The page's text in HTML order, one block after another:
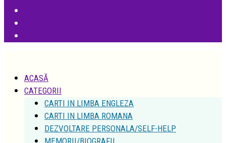
ACASĂ
CATEGORII
CARTI IN LIMBA ENGLEZA
CARTI IN LIMBA ROMANA
DEZVOLTARE PERSONALA/SELF-HELP
MEMORII/BIOGRAFII